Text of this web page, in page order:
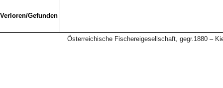
Verloren/Gefunden
Österreichische Fischereigesellschaft, gegr.1880 –